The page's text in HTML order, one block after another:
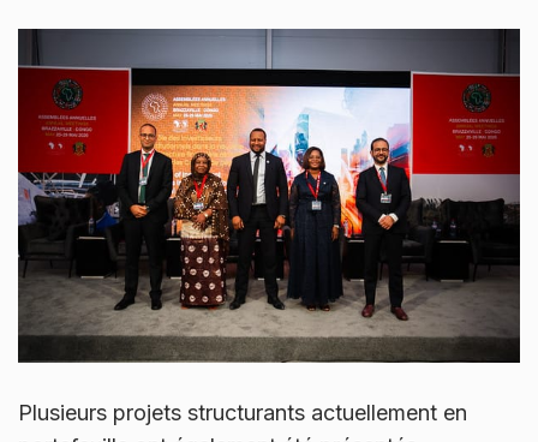
Plusieurs projets structurants actuellement en